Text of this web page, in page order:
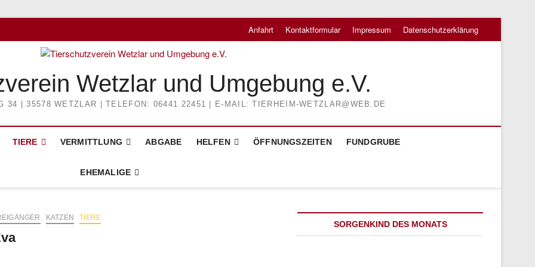
Anfahrt Kontaktformular Impressum Datenschutzerklärung
Wetzlar und Umgebung e.V.
34 | 35578 WETZLAR | TELEFON: 06441 22451 | E-MAIL: TIERHEIM-WETZLAR@WEB.DE
TIERE VERMITTLUNG ABGABE HELFEN ÖFFNUNGSZEITEN FUNDGRUBE
EHEMALIGE
KATZEN TIERE
SORGENKIND DES MONATS